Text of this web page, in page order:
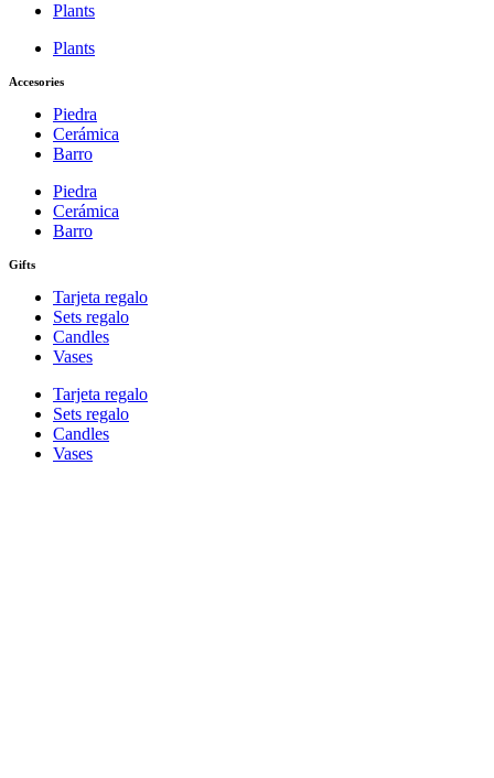
Plants
Plants
Accesories
Piedra
Cerámica
Barro
Piedra
Cerámica
Barro
Gifts
Tarjeta regalo
Sets regalo
Candles
Vases
Tarjeta regalo
Sets regalo
Candles
Vases